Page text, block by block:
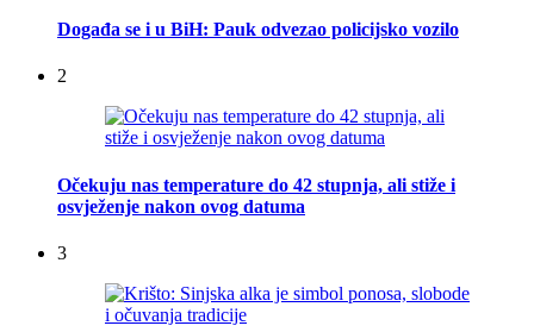
Događa se i u BiH: Pauk odvezao policijsko vozilo
2
Očekuju nas temperature do 42 stupnja, ali stiže i
osvježenje nakon ovog datuma
3